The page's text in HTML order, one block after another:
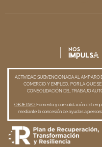
ACTIVIDAD SUBVENCIONADA AL AMPARO
COMERCIO Y EMPLEO, POR LA QUE
CONSOLIDACIÓN DEL TRABAJO
OBJETIVO: Fomento y consolidación del
mediante la concesión de ayudas a